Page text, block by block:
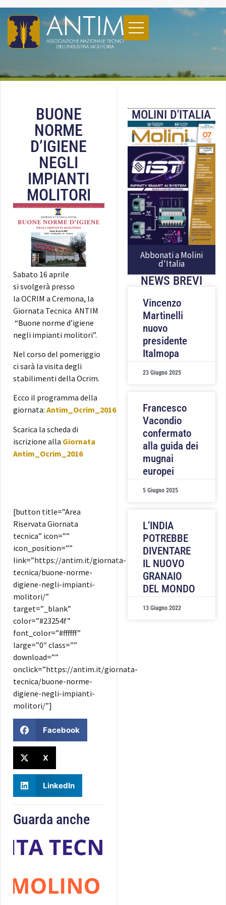
BUONE
NORME
D’IGIENE
NEGLI
IMPIANTI
MOLITORI
Sabato 16 aprile
si svolgerà presso
la OCRIM a Cremona, la
Giornata Tecnica ANTIM
“Buone norme d’igiene
negli impianti molitori”.
Nel corso del pomeriggio
ci sarà la visita degli
stabilimenti della Ocrim.
Ecco il programma della
giornata: Antim_Ocrim_2016
Scarica la scheda di
iscrizione alla Giornata
Antim_Ocrim_2016
[button title=”Area
Riservata Giornata
tecnica” icon=””
icon_position=””
link=”https://antim.it/giornata-
tecnica/buone-norme-
digiene-negli-impianti-
molitori/”
target=”_blank”
color=”#23254f”
font_color=”#ffffff”
large=”0″ class=””
download=””
onclick=”https://antim.it/giornata-
tecnica/buone-norme-
digiene-negli-impianti-
molitori/”]
Facebook
X
LinkedIn
Guarda anche
MOLINI D'ITALIA
Abbonati a Molini
d'Italia
NEWS BREVI
Vincenzo
Martinelli
nuovo
presidente
Italmopa
23 Giugno 2025
Francesco
Vacondio
confermato
alla guida dei
mugnai
europei
5 Giugno 2025
L’INDIA
POTREBBE
DIVENTARE
IL NUOVO
GRANAIO
DEL MONDO
13 Giugno 2022